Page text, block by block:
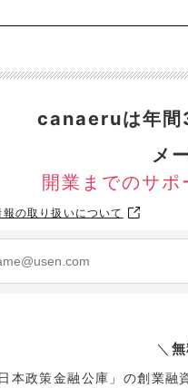
canaeruは年間
メ
開業までのサポ
報の取り扱いについて
＼
政策金融公庫」の創業融